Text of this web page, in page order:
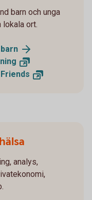
barn och unga
ort.
barn
Friends
analys,